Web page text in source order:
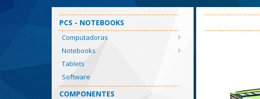
PCS - NOTEBOOKS
Computadoras
Notebooks
Tablets
Software
COMPONENTES